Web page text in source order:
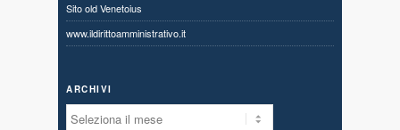
Sito old Venetoius
www.ildirittoamministrativo.it
ARCHIVI
Archivi